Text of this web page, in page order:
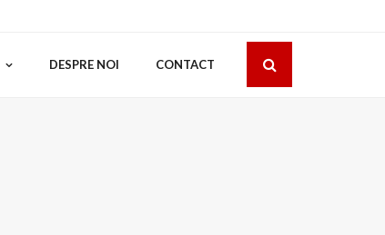
DESPRE NOI CONTACT